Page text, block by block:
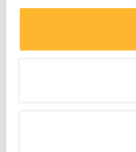
gesammelt haben.
PLZ*